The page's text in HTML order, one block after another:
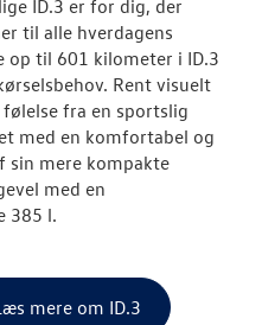
ID.3 er for dig, der
til alle hverdagens
op til 601 kilometer i ID.3
Rent visuelt
fra en sportslig
med en komfortabel og
sin mere kompakte
med en
385 l.
mere om ID.3